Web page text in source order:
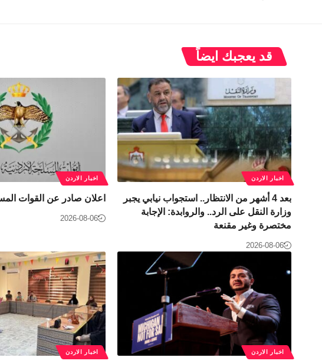
قد يعجبك ايضاً
اخبار الاردن
بعد 4 أشهر من الانتظار.. استجواب نيابي يجبر
وزارة النقل على الرد.. والروابدة: الإجابة
مختصرة وغير مقنعة
2026-08-06
اخبار الاردن
اعلان صادر عن القوات
2026-08-06
اخبار الاردن اخبار الاردن